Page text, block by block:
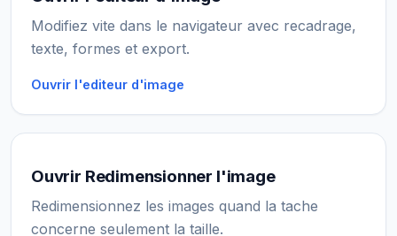
Modifiez vite dans le navigateur avec recadrage,
texte, formes et export.
Ouvrir l'editeur d'image
Ouvrir Redimensionner l'image
Redimensionnez les images quand la tache
concerne seulement la taille.